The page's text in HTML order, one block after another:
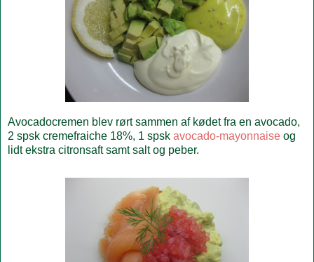
Avocadocremen blev rørt sammen af kødet fra en avocado,
2 spsk cremefraiche 18%, 1 spsk avocado-mayonnaise og
lidt ekstra citronsaft samt salt og peber.